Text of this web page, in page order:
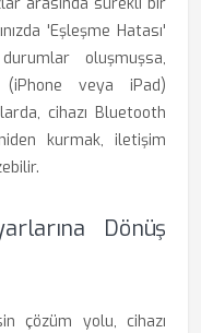
'Eşleşme Hatası'
oluşmuşsa,
veya iPad)
cihazı Bluetooth
kurmak, iletişim
Dönüş
çözüm yolu, cihazı